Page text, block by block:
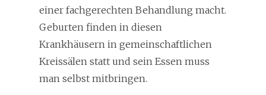
einer fachgerechten Behandlung macht.
Geburten finden in diesen
Krankhäusern in gemeinschaftlichen
Kreissälen statt und sein Essen muss
man selbst mitbringen.